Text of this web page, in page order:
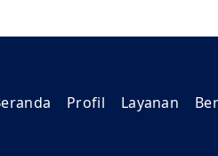
Profil Layanan